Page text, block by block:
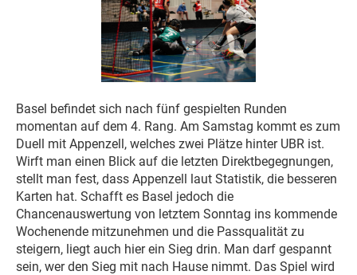
Basel befindet sich nach fünf gespielten Runden
momentan auf dem 4. Rang. Am Samstag kommt es zum
Duell mit Appenzell, welches zwei Plätze hinter UBR ist.
Wirft man einen Blick auf die letzten Direktbegegnungen,
stellt man fest, dass Appenzell laut Statistik, die besseren
Karten hat. Schafft es Basel jedoch die
Chancenauswertung von letztem Sonntag ins kommende
Wochenende mitzunehmen und die Passqualität zu
steigern, liegt auch hier ein Sieg drin. Man darf gespannt
sein, wer den Sieg mit nach Hause nimmt. Das Spiel wird